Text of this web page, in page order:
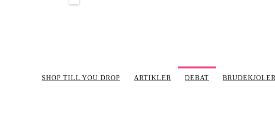
SHOP TILL YOU DROP ARTIKLER DEBAT